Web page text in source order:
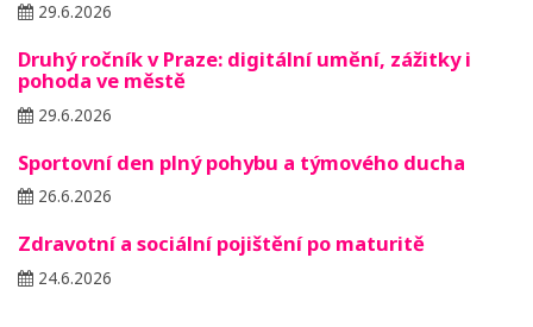
29.6.2026
Druhý ročník v Praze: digitální umění, zážitky i
pohoda ve městě
29.6.2026
Sportovní den plný pohybu a týmového ducha
26.6.2026
Zdravotní a sociální pojištění po maturitě
24.6.2026